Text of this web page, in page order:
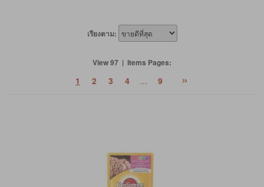
เรียงตาม:
View 97 | Items Pages:
1 2 3 4 ... 9 »